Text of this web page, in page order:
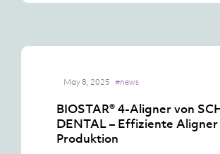
May 8, 2025 #news
BIOSTAR® 4-Aligner von
DENTAL – Effiziente Aligner
Produktion